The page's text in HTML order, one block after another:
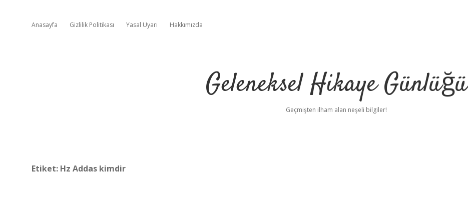
Anasayfa Gizlilik Politikası Yasal Uyarı Hakkımızda
Geleneksel Hikaye Günlüğü
Geçmişten ilham alan neşeli bilgiler!
Etiket: Hz Addas kimdir